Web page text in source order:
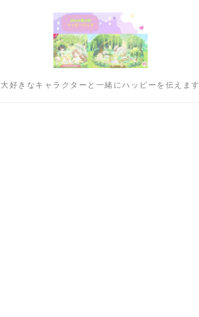
大好きなキャラクターと一緒にハッピーを伝えます